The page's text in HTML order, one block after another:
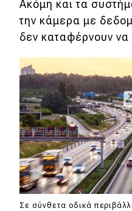
Ακόμη και τα
την κάμερα με
δεν καταφέρνουν
Σε σύνθετα οδικά